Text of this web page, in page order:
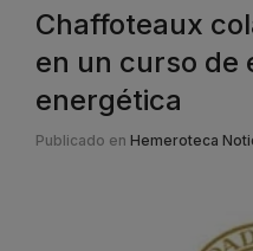
Chaffoteaux
en un curso de
energética
Publicado en Hemeroteca